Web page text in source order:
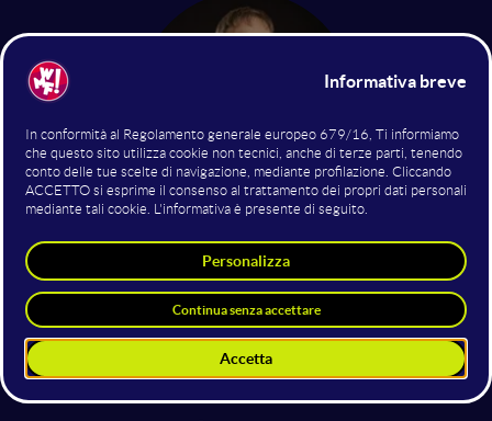
Meta & Social Ads Expert
Michael Vittori
6 giugno 202511:50 - 12:30
Social Adv